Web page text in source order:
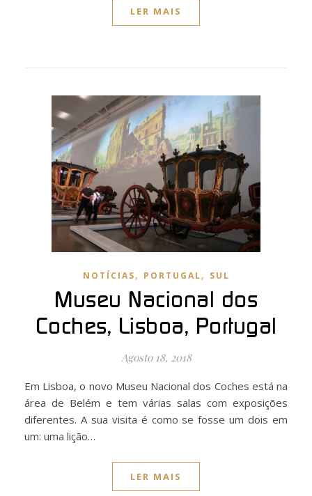
LER MAIS
NOTÍCIAS, PORTUGAL, SUL
Museu Nacional dos
Coches, Lisboa, Portugal
Agosto 18, 2018
Em Lisboa, o novo Museu Nacional dos Coches está na
área de Belém e tem várias salas com exposições
diferentes. A sua visita é como se fosse um dois em
um: uma lição…
LER MAIS